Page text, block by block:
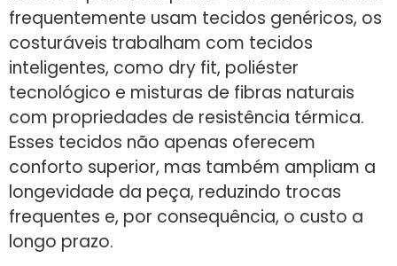
frequentemente usam tecidos genéricos, os
costuráveis trabalham com tecidos
inteligentes, como dry fit, poliéster
tecnológico e misturas de fibras naturais
com propriedades de resistência térmica.
Esses tecidos não apenas oferecem
conforto superior, mas também ampliam a
longevidade da peça, reduzindo trocas
frequentes e, por consequência, o custo a
longo prazo.